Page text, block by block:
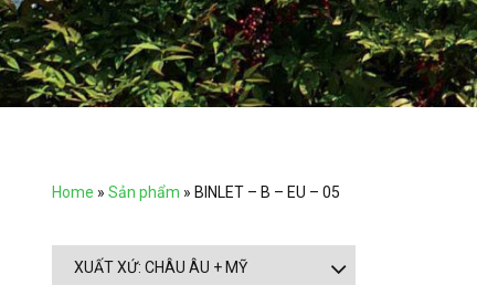
Home » Sản phẩm » BINLET – B – EU – 05
XUẤT XỨ: CHÂU ÂU + MỸ